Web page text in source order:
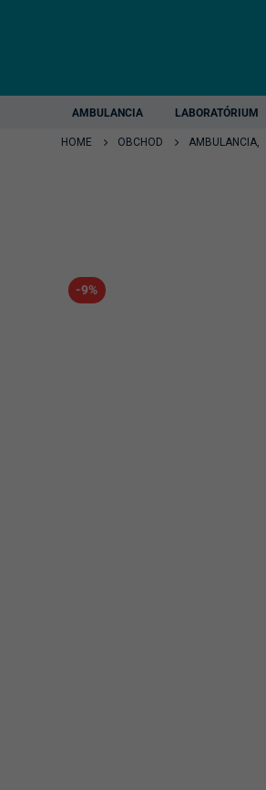
AMBULANCIA LABORATÓRIUM
HOME OBCHOD AMBULANCIA,
-9%